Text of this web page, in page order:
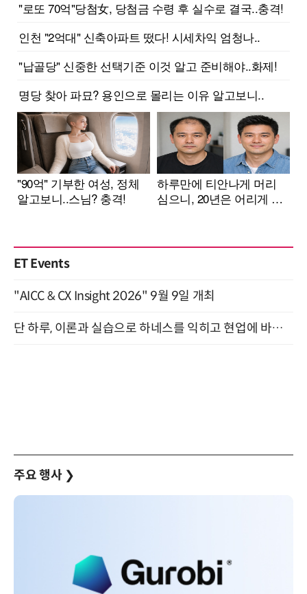
ET Events
"AICC & CX Insight 2026" 9월 9일 개최
단 하루, 이론과 실습으로 하네스를 익히고 현업에 바로 쓰는 핸즈온 워크숍 (8/20)
주요 행사 ❯